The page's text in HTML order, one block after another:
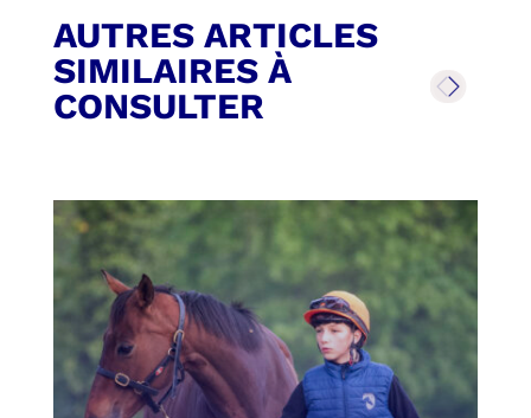
AUTRES ARTICLES
SIMILAIRES À
CONSULTER